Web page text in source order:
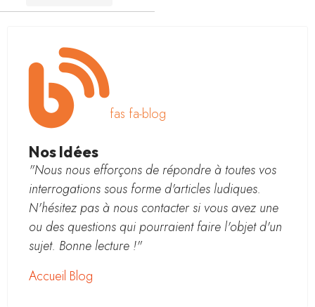
fas fa-blog
Nos Idées
"Nous nous efforçons de répondre à toutes vos
interrogations sous forme d'articles ludiques.
N'hésitez pas à nous contacter si vous avez une
ou des questions qui pourraient faire l'objet d'un
sujet. Bonne lecture !"
Accueil Blog